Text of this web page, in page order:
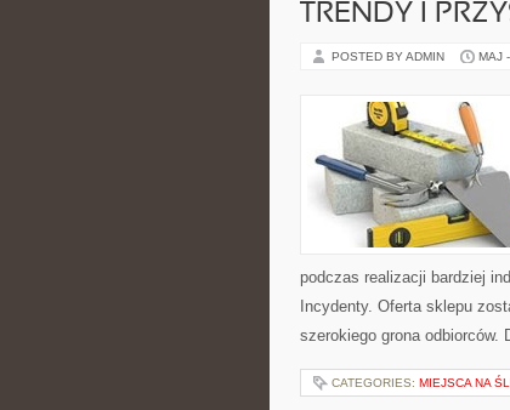
TRENDY I
POSTED BY ADMIN MAJ
podczas realizacji bardziej
Incydenty. Oferta sklepu
szerokiego grona odbiorców.
CATEGORIES: MIEJSCA NA